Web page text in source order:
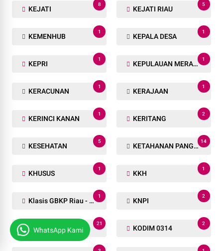
KEJATI
8
KEJATI RIAU
5
KEMENHUB
1
KEPALA DESA
1
KEPRI
1
KEPULAUAN MERANTI
1
KERACUNAN
1
KERAJAAN
1
KERINCI KANAN
1
KERITANG
2
KESEHATAN
5
KETAHANAN PANGAN
14
KHUSUS
1
KKH
1
Klasis GBKP Riau - Sumbar.
1
KNPI
2
KNPI RIAU
21
KODIM 0314
2
WhatsApp Kami